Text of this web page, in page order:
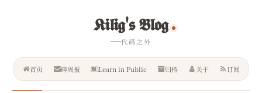
𝕶𝖎𝖑𝖎𝖌'𝖘 𝕭𝖑𝖔𝖌
代码之外
首页 碎周报 Learn in Public 归档 关于 订阅